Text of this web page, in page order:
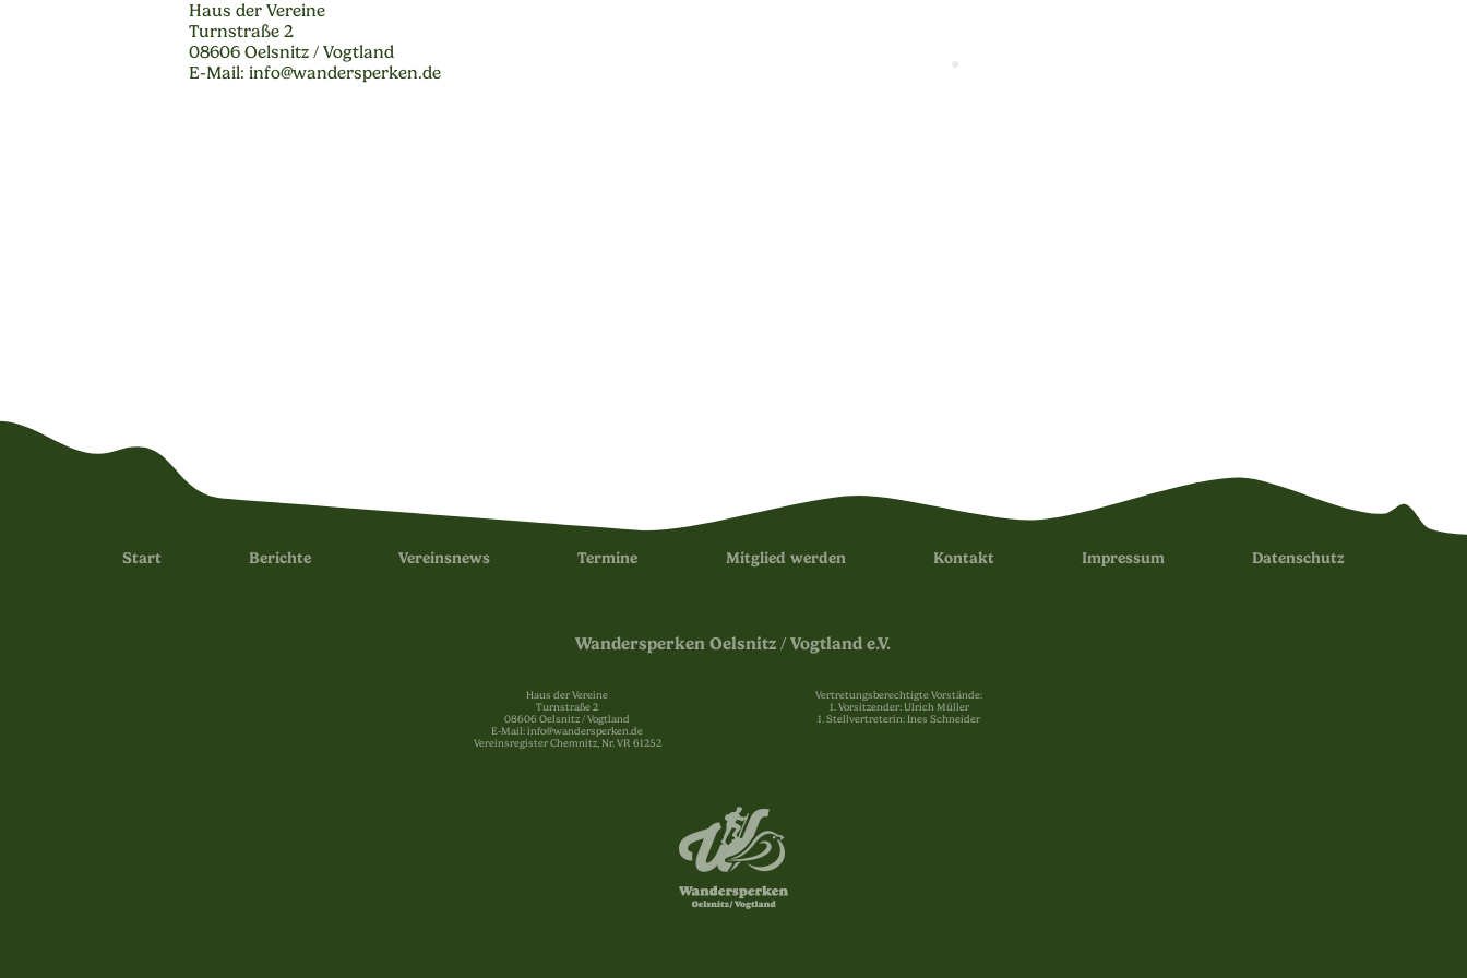
Haus der Vereine
Turnstraße 2
08606 Oelsnitz / Vogtland
E-Mail: info@wandersperken.de
Start Berichte Vereinsnews Termine Mitglied werden Kontakt Impressum Datenschutz
Wandersperken Oelsnitz / Vogtland e.V.
Haus der Vereine
Turnstraße 2
08606 Oelsnitz / Vogtland
E-Mail: info@wandersperken.de
Vereinsregister Chemnitz, Nr. VR 61252
Vertretungsberechtigte Vorstände:
1. Vorsitzender: Ulrich Müller
1. Stellvertreterin: Ines Schneider